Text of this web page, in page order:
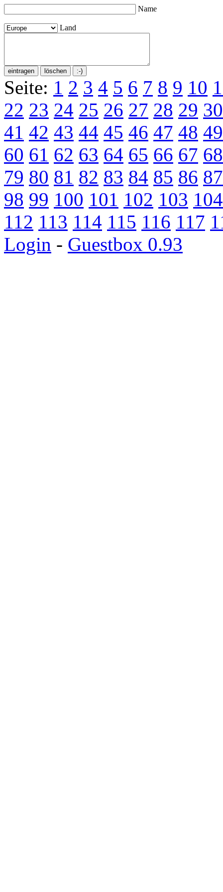
Name
Land
Seite: 1 2 3 4 5 6 7 8 9 10
22 23 24 25 26 27 28 29 30
41 42 43 44 45 46 47 48 49
60 61 62 63 64 65 66 67 68
79 80 81 82 83 84 85 86 87
98 99 100 101 102 103 104
112 113 114 115 116 117
Login - Guestbox 0.93